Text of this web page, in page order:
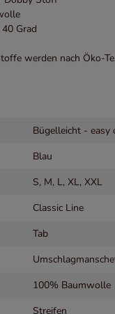
Grad
werden nach Öko-
Bügelleicht - easy
Blau
S, M, L, XL, XXL
Classic Line
Tab
100% Baumwolle
Streifen